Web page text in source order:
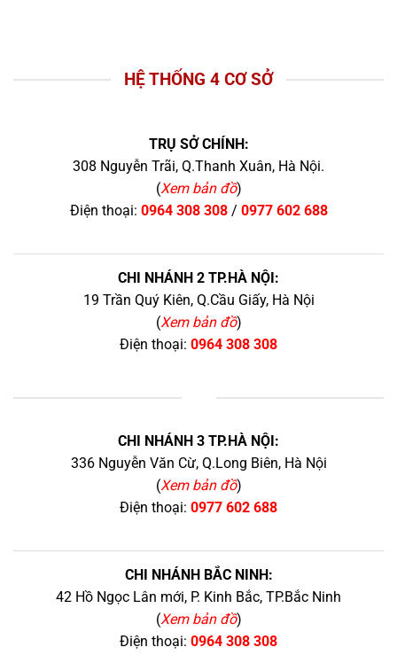
HỆ THỐNG 4 CƠ SỞ
TRỤ SỞ CHÍNH:
308 Nguyễn Trãi, Q.Thanh Xuân, Hà Nội.
(Xem bản đồ)
Điện thoại: 0964 308 308/ 0977 602 688
CHI NHÁNH 2 TP.HÀ NỘI:
19 Trần Quý Kiên, Q.Cầu Giấy, Hà Nội
(Xem bản đồ)
Điện thoại: 0964 308 308
CHI NHÁNH 3 TP.HÀ NỘI:
336 Nguyễn Văn Cừ, Q.Long Biên, Hà Nội
(Xem bản đồ)
Điện thoại: 0977 602 688
CHI NHÁNH BẮC NINH:
42 Hồ Ngọc Lân mới, P. Kinh Bắc, TP.Bắc Ninh
(Xem bản đồ)
Điện thoại: 0964 308 308